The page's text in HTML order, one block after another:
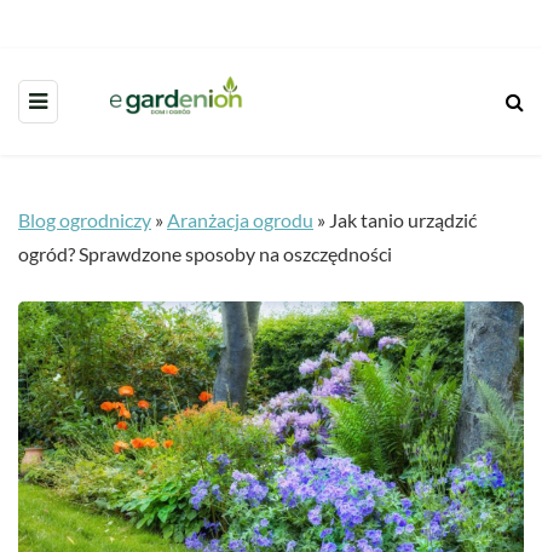
Blog ogrodniczy »Aranżacja ogrodu » Jak tanio urządzić
ogród? Sprawdzone sposoby na oszczędności